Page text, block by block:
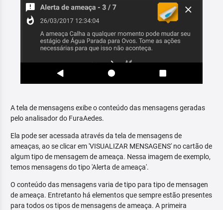
A tela de mensagens exibe o conteúdo das mensagens geradas
pelo analisador do FuraAedes.
Ela pode ser acessada através da tela de mensagens de
ameaças, ao se clicar em 'VISUALIZAR MENSAGENS' no cartão de
algum tipo de mensagem de ameaça. Nessa imagem de exemplo,
temos mensagens do tipo 'Alerta de ameaça'.
O conteúdo das mensagens varia de tipo para tipo de mensagen
de ameaça. Entretanto há elementos que sempre estão presentes
para todos os tipos de mensagens de ameaça. A primeira